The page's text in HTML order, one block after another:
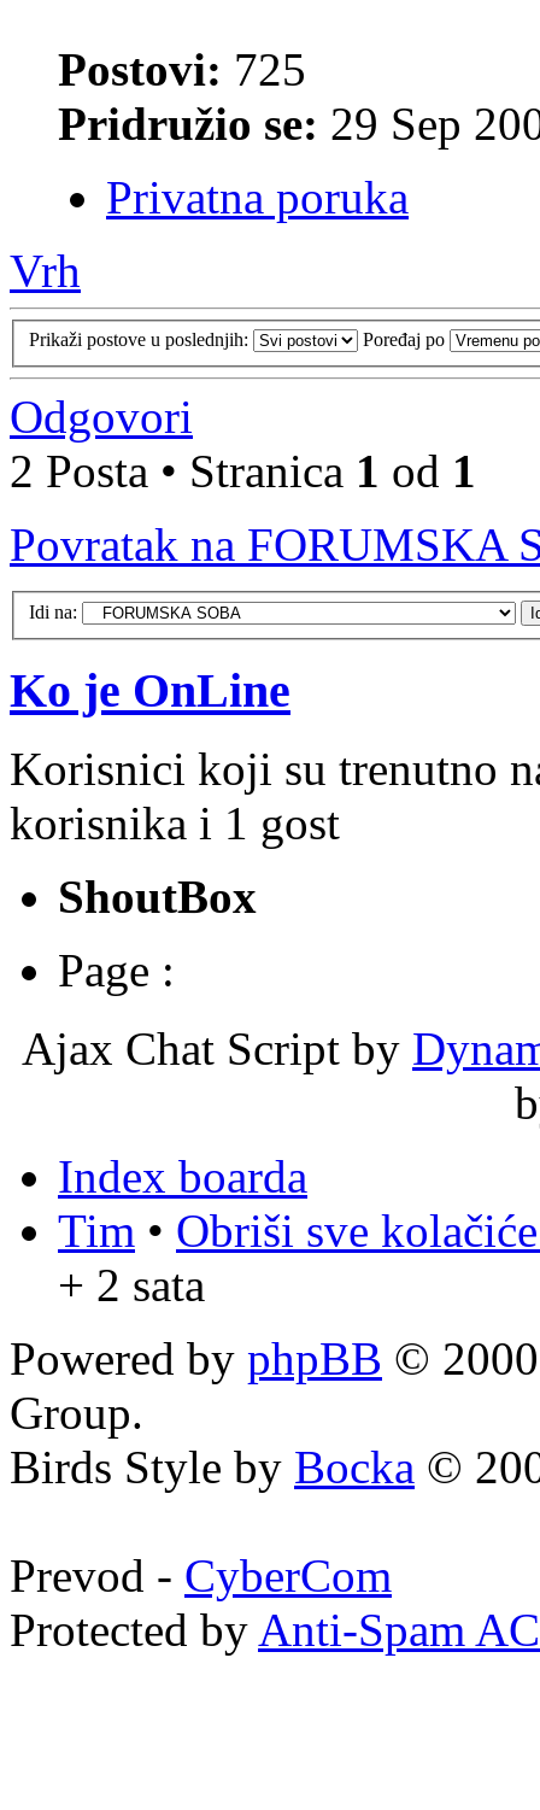
Postovi: 725
Pridružio se: 29 Sep
Privatna poruka
Vrh
Prikaži postove u poslednjih: Poređaj po
Odgovori
2 Posta • Stranica 1 od 1
Povratak na FORUMSKA
Idi na:
Ko je OnLine
Korisnici koji su trenutno
korisnika i 1 gost
ShoutBox
Page :
Ajax Chat Script by
Index boarda
Tim • Obriši sve
+ 2 sata
Powered by phpBB ©
Group.
Birds Style by Bocka ©
Prevod - CyberCom
Protected by Anti-Spam